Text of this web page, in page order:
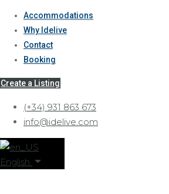
Accommodations
Why Idelive
Contact
Booking
Create a Listing
(+34) 931 863 673
info@idelive.com
English